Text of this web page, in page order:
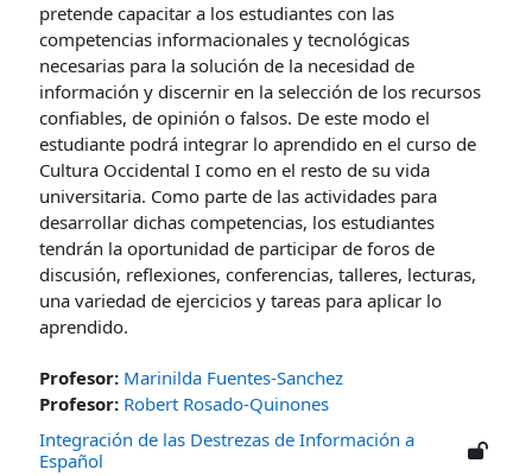
pretende capacitar a los estudiantes con las
competencias informacionales y tecnológicas
necesarias para la solución de la necesidad de
información y discernir en la selección de los recursos
confiables, de opinión o falsos. De este modo el
estudiante podrá integrar lo aprendido en el curso de
Cultura Occidental I como en el resto de su vida
universitaria. Como parte de las actividades para
desarrollar dichas competencias, los estudiantes
tendrán la oportunidad de participar de foros de
discusión, reflexiones, conferencias, talleres, lecturas,
una variedad de ejercicios y tareas para aplicar lo
aprendido.
Profesor: Marinilda Fuentes-Sanchez
Profesor: Robert Rosado-Quinones
Integración de las Destrezas de Información a
Español